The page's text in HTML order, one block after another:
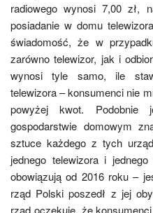
radiowego wynosi 7,00 zł,
posiadanie w domu
świadomość, że w
zarówno telewizor, jak i
wynosi tyle samo, ile
telewizora – konsumenci nie
powyżej kwot.
gospodarstwie domowym
sztuce każdego z tych
jednego telewizora i
obowiązują od 2016 roku –
rząd Polski poszedł z jej
rząd oczekuje, że